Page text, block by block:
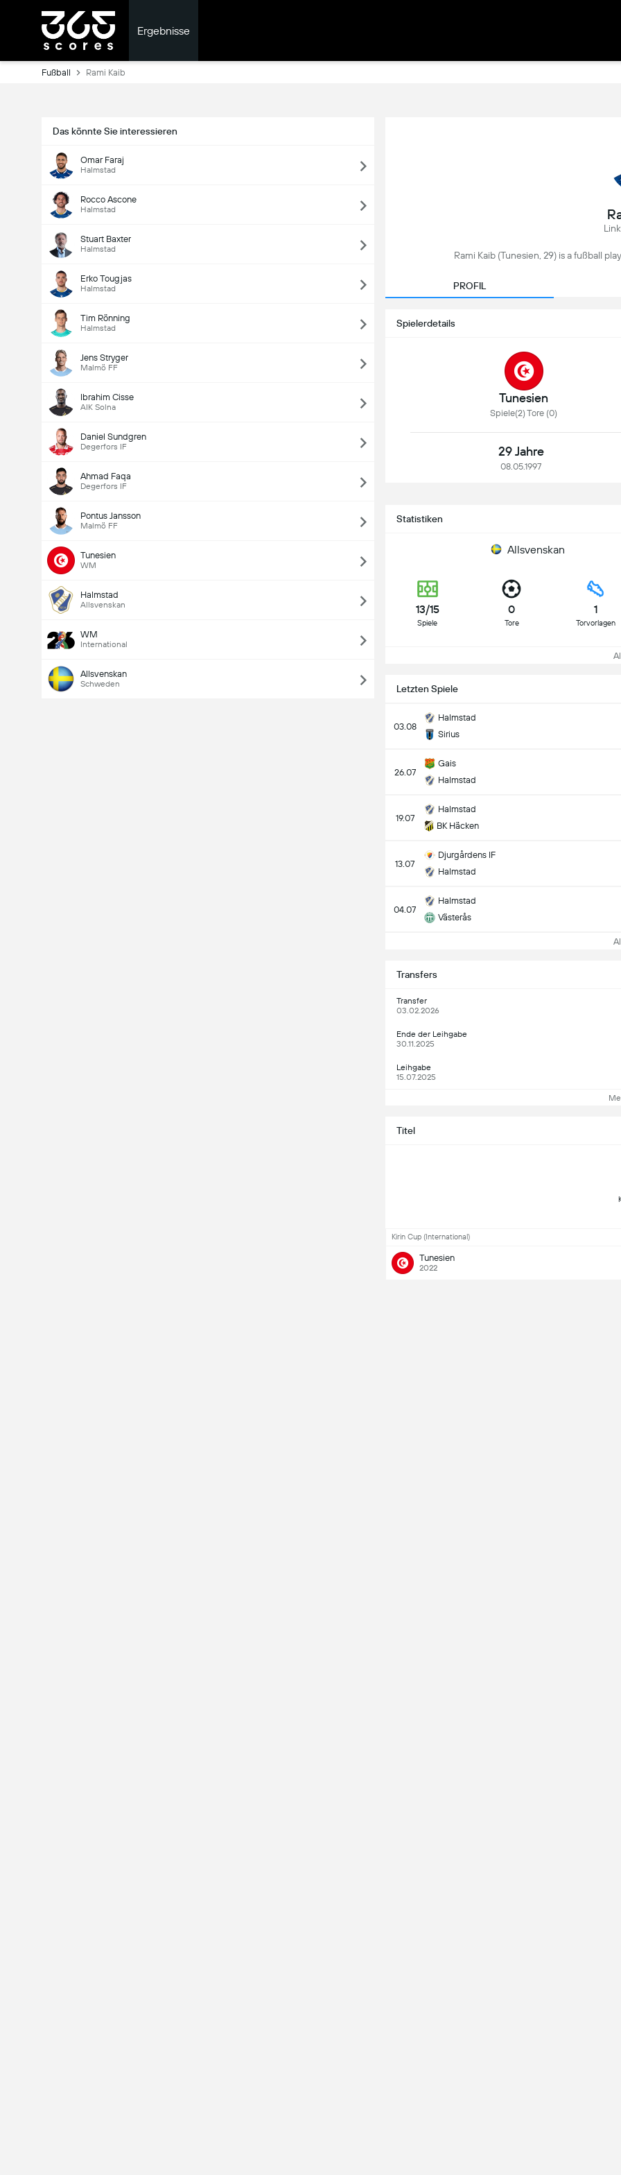
Ergebnisse
Fußball Rami Kaib
Das könnte Sie interessieren
Omar Faraj
Halmstad
Rocco Ascone
Halmstad
Stuart Baxter
Halmstad
Erko Tougjas
Halmstad
Tim Rönning
Halmstad
Jens Stryger
Malmö FF
Ibrahim Cisse
AIK Solna
Daniel Sundgren
Degerfors IF
Ahmad Faqa
Degerfors IF
Pontus Jansson
Malmö FF
Tunesien
WM
Halmstad
Allsvenskan
WM
International
Allsvenskan
Schweden
Rami Kaib (Tunesien, 29) is a fußball
PROFIL
Spielerdetails
Tunesien
Spiele(2) Tore (0)
29 Jahre
08.05.1997
Statistiken
Allsvenskan
13/15
Spiele
0
Tore
1
Torvorlagen
Letzten Spiele
03.08
Halmstad
Sirius
26.07
Gais
Halmstad
19.07
Halmstad
BK Häcken
13.07
Djurgårdens IF
Halmstad
04.07
Halmstad
Västerås
Transfers
Transfer
03.02.2026
Ende der Leihgabe
30.11.2025
Leihgabe
15.07.2025
Titel
Kirin Cup (International)
Tunesien
2022